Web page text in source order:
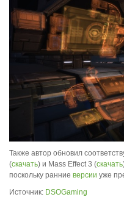
Также автор обновил
(скачать) и Mass Effect 3 (скачать
поскольку ранние версии уже
Источник: DSOGaming